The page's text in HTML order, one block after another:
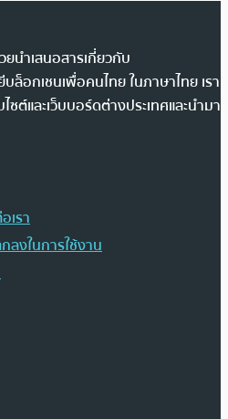
นำเสนอสารเกี่ยวกับ
ล็อกเชนเพื่อคนไทย ในภาษาไทย เรา
ต์และเว็บบอร์ดต่างประเทศและนำมา
เรา
ลงในการใช้งาน